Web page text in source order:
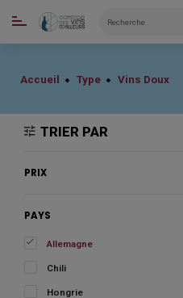
CATÉGORIES
Accueil Type Vins Doux
TRIER PAR
PRIX
PAYS
 Allemagne
Chili
Hongrie